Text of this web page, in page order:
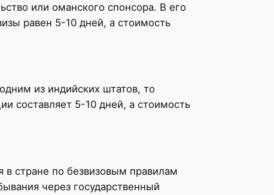
или оманского спонсора. В его
равен 5-10 дней, а стоимость
из индийских штатов, то
составляет 5-10 дней, а стоимость
стране по безвизовым правилам
через государственный